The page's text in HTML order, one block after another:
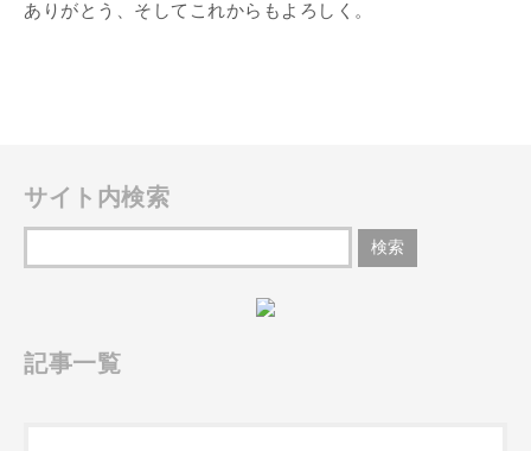
ありがとう、そしてこれからもよろしく。
サイト内検索
記事一覧